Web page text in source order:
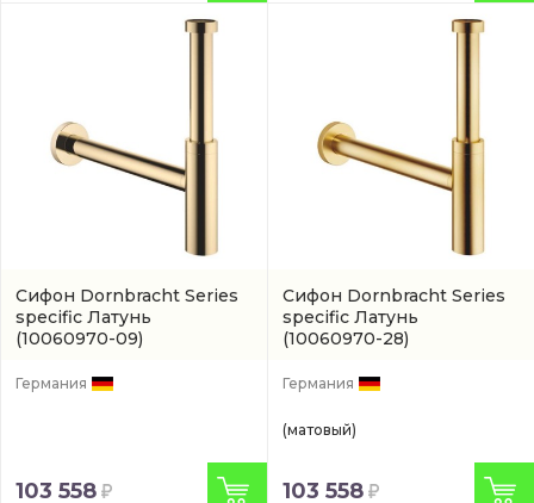
Сифон Dornbracht Series
specific Латунь
(10060970-09)
Германия
103 558
Сифон Dornbracht Series
specific Латунь
(10060970-28)
Германия
(матовый)
103 558